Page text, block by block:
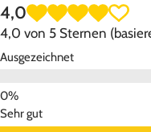
4,0
4,0 von 5 Sternen
Ausgezeichnet
Sehr gut